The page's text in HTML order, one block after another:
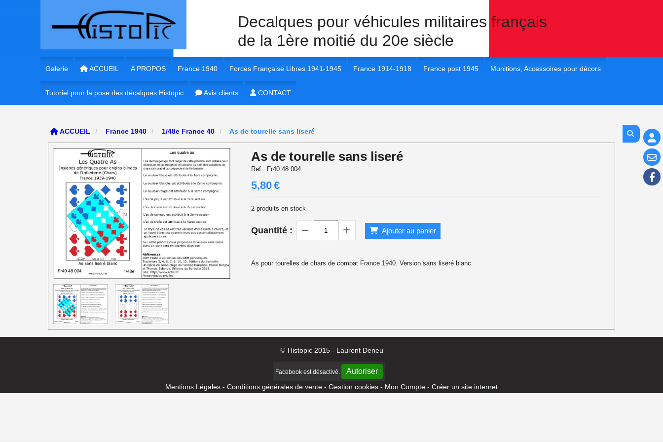
Decalques pour véhicules militaires français
de la 1ère moitié du 20e siècle
Galerie ACCUEIL A PROPOS France 1940
1/35e France 40 Véhicules et unités
1/72e France 40
1/16e France 40
1/56e France 1940
1/48e France 40
Forces Française Libres 1941-1945
1/35e FFL 1941-1945
1/16e FFL 1941-1945
1/56e FFL 1941-1945
1/48e FFL 1941-1945
1/87e FFL 1941-1945
France 1914-1918
1/16e France 1914-1918
France post 1945
1/72e France post 45
Munitions, Accessoires pour décors
1/48e Eléments pour diorama
Tutoriel pour la pose des décalques Histopic Avis clients CONTACT
ACCUEIL France 1940 1/48e France 40 As de tourelle sans liseré
As de tourelle sans liseré
Ref : Fr40 48 004
5,80€
2produits en stock
Quantité : Ajouter au panier
As pour tourelles de chars de combat France 1940. Version sans liseré blanc.
© Histopic 2015 - Laurent Deneu
Facebook est désactivé. Autoriser
Mentions Légales Conditions générales de vente Gestion cookies Mon Compte Créer un site internet